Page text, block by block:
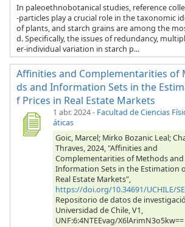
In paleoethnobotanical studies, reference
-particles play a crucial role in the taxonomic
of plants, and starch grains are among the
d. Specifically, the issues of redundancy,
er-individual variation in starch p...
Affinities and Complementarities of
ds and Information Sets in the
f Prices in Real Estate Markets
1 abr. 2024- Facultad de Ciencias
áticas
Goic, Marcel; Mirko Bozanic Leal;
Thraves, 2024, "Affinities and
Complementarities of Methods and
Information Sets in the Estimation
Real Estate Markets",
https://doi.org/10.34691/UCHILE/
Repositorio de datos de
Universidad de Chile, V1,
UNF:6:4NTEEvag/